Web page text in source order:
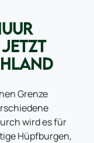
Grenze
wird es für
Hüpfburgen,